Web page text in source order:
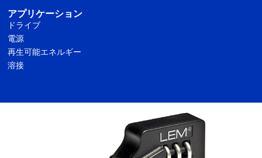
アプリケーション
ドライブ
電源
再生可能エネルギー
溶接